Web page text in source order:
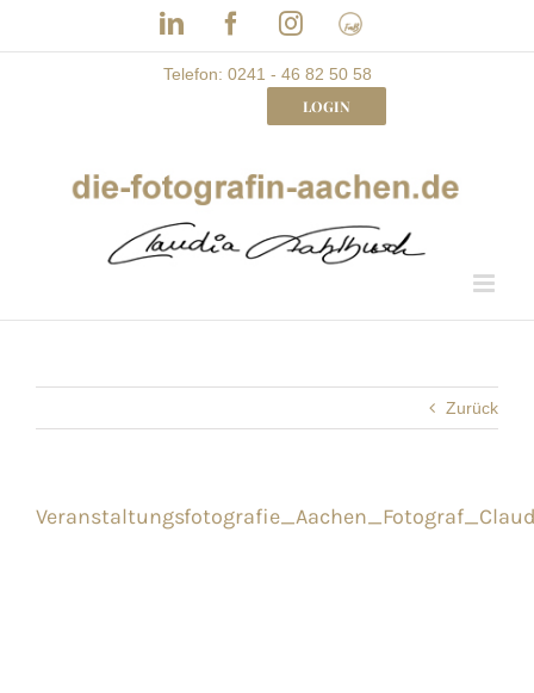
LinkedInFacebookInstagram
Frau
mit
Bizz
Telefon: 0241 - 46 82 50 58
LOGIN
Zurück